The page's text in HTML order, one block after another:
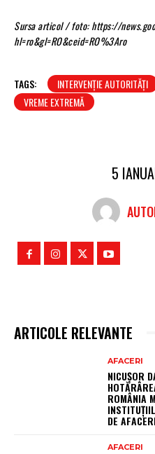
Sursa articol / foto: https://
hl=ro&gl=RO&ceid=RO%3Aro
TAGS: INTERVENȚIE AUTORITĂȚI
VREME EXTREMĂ
5
ARTICOLE RELEVANTE
AFACERI
NICUȘOR
ROMÂNIA
DE
AFACERI